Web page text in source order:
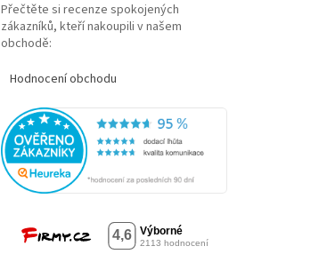
Přečtěte si recenze spokojených
zákazníků, kteří nakoupili v našem
obchodě:
Hodnocení obchodu